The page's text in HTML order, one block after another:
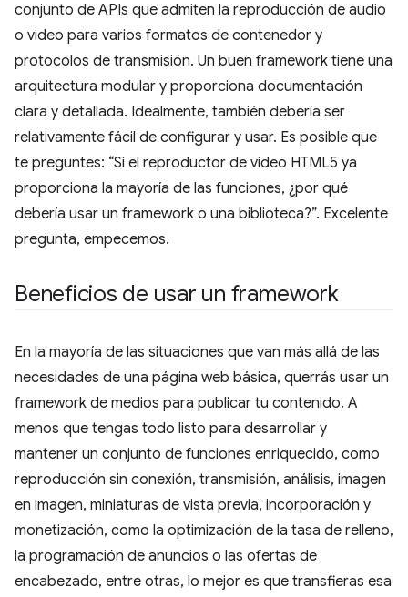
conjunto de APIs que admiten la reproducción de audio
o video para varios formatos de contenedor y
protocolos de transmisión. Un buen framework tiene una
arquitectura modular y proporciona documentación
clara y detallada. Idealmente, también debería ser
relativamente fácil de configurar y usar. Es posible que
te preguntes: “Si el reproductor de video HTML5 ya
proporciona la mayoría de las funciones, ¿por qué
debería usar un framework o una biblioteca?”. Excelente
pregunta, empecemos.
Beneficios de usar un framework
En la mayoría de las situaciones que van más allá de las
necesidades de una página web básica, querrás usar un
framework de medios para publicar tu contenido. A
menos que tengas todo listo para desarrollar y
mantener un conjunto de funciones enriquecido, como
reproducción sin conexión, transmisión, análisis, imagen
en imagen, miniaturas de vista previa, incorporación y
monetización, como la optimización de la tasa de relleno,
la programación de anuncios o las ofertas de
encabezado, entre otras, lo mejor es que transfieras esa